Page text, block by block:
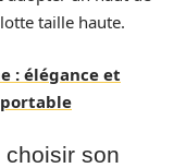
taille haute.
: élégance et
choisir son